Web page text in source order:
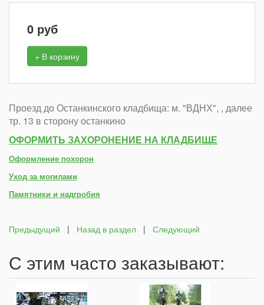
0 руб
+ В корзину
Проезд до Останкинского кладбища: м. "ВДНХ", , далее
тр. 13 в сторону останкино
ОФОРМИТЬ ЗАХОРОНЕНИЕ НА КЛАДБИЩЕ
Оформление похорон
Уход за могилами
Памятники и надгробия
Предыдущий | Назад в раздел | Следующий
С этим часто заказывают: